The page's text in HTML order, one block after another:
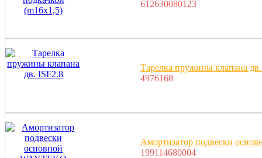
612630080123
Тарелка пружины клапана
4976168
Амортизатор подвески
199114680004